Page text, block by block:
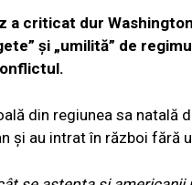
a criticat dur
și „umilită” de
din regiunea sa natală
și au intrat în război fără